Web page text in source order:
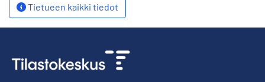
Tietueen kaikki tiedot